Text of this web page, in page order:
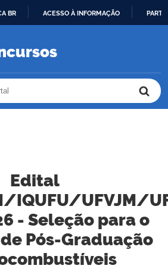
O
BR ACESSO À INFORMAÇÃO
Edital
IQUFU/UFVJM/
- Seleção para o
Pós-Graduação